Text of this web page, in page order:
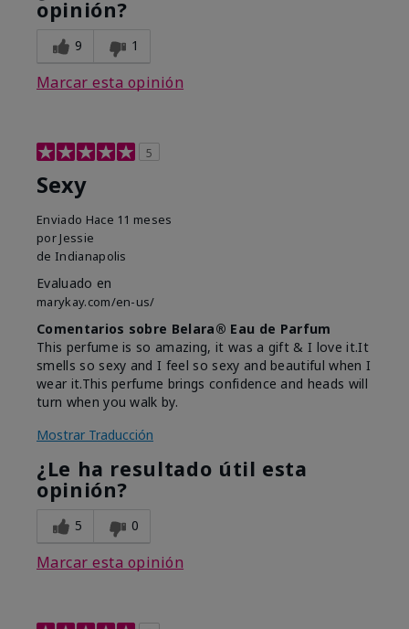
opinión?
9 1
Marcar esta opinión
5
Sexy
Enviado Hace 11 meses
por Jessie
de Indianapolis
Evaluado en
marykay.com/en-us/
Comentarios sobre Belara® Eau de Parfum
This perfume is so amazing, it was a gift & I love it.It
smells so sexy and I feel so sexy and beautiful when I
wear it.This perfume brings confidence and heads will
turn when you walk by.
Mostrar Traducción
¿Le ha resultado útil esta
opinión?
5 0
Marcar esta opinión